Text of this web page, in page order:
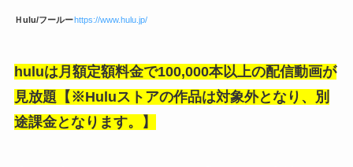
Ｈulu/フールーhttps://www.hulu.jp/
huluは月額定額料金で100,000本以上の配信動画が
見放題【※Huluストアの作品は対象外となり、別
途課金となります。】